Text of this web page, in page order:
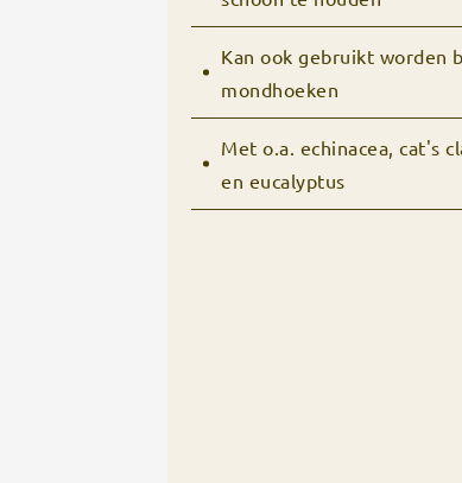
Kan ook gebruikt worden
mondhoeken
Met o.a. echinacea, cat's
en eucalyptus